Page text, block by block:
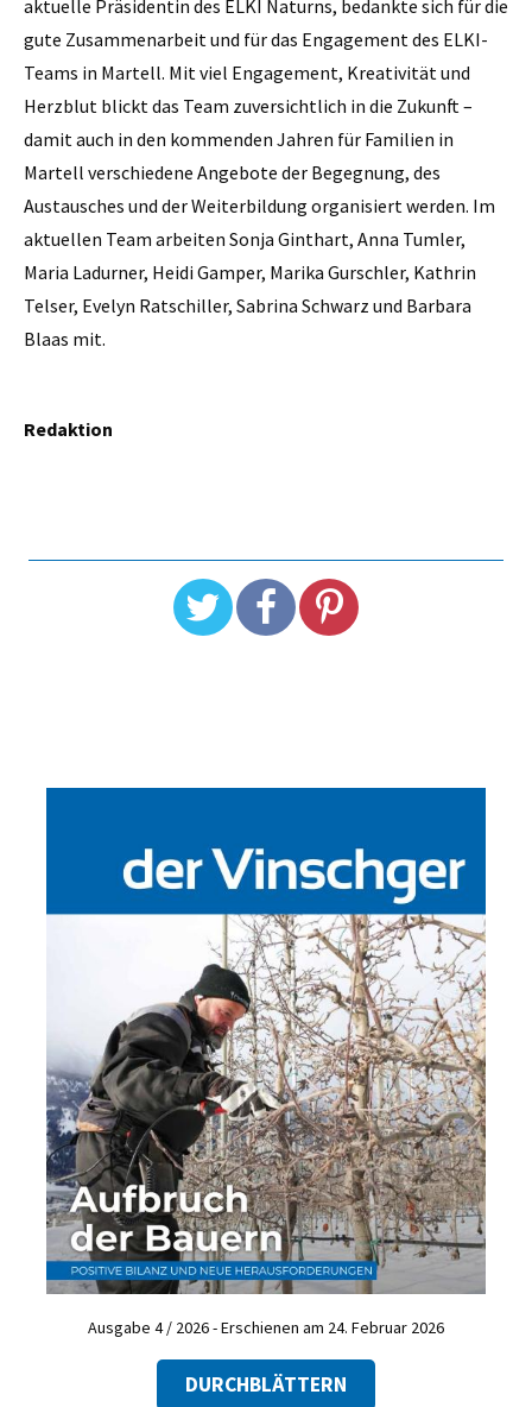
aktuelle Präsidentin des ELKI Naturns, bedankte sich für die
gute Zusammenarbeit und für das Engagement des ELKI-
Teams in Martell. Mit viel Engagement, Kreativität und
Herzblut blickt das Team zuversichtlich in die Zukunft –
damit auch in den kommenden Jahren für Familien in
Martell verschiedene Angebote der Begegnung, des
Austausches und der Weiterbildung organisiert werden. Im
aktuellen Team arbeiten Sonja Ginthart, Anna Tumler,
Maria Ladurner, Heidi Gamper, Marika Gurschler, Kathrin
Telser, Evelyn Ratschiller, Sabrina Schwarz und Barbara
Blaas mit.
Redaktion
Ausgabe 4 / 2026 - Erschienen am 24. Februar 2026
DURCHBLÄTTERN